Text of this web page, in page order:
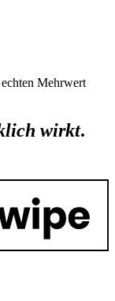
Mehrwert
wirkt.